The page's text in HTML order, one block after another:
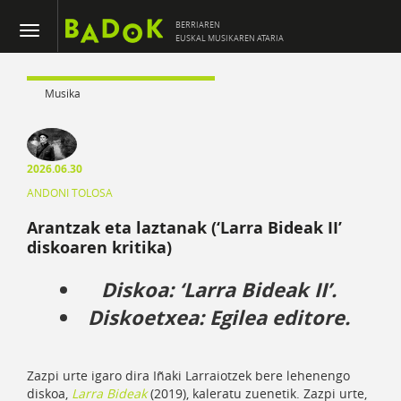
BERRIAREN
EUSKAL MUSIKAREN ATARIA
Musika
2026.06.30
ANDONI TOLOSA
Arantzak eta laztanak (‘Larra Bideak II’
diskoaren kritika)
Diskoa: ‘Larra Bideak II’.
Diskoetxea:Egilea editore.
Zazpi urte igaro dira Iñaki Larraiotzek bere lehenengo
diskoa, Larra Bideak(2019), kaleratu zuenetik. Zazpi urte,